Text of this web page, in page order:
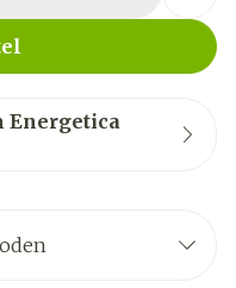
Energetica